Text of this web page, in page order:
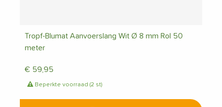
Tropf-Blumat Aanvoerslang Wit Ø 8 mm Rol 50
meter
€ 59,95
Beperkte voorraad (2 st)